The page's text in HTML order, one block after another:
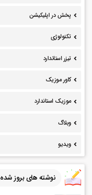
پخش در اپلیکیشن
تکنولوژی
تیزر استاندارد
کاور موزیک
موزیک استاندارد
وبلاگ
ویدیو
نوشته های بروز شده